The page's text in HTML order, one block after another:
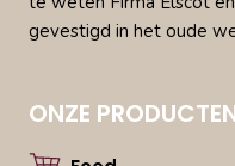
gevestigd in het oude
ONZE